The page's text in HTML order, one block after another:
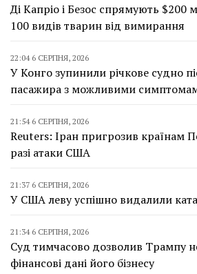
Ді Капріо і Безос спрямують $200
100 видів тварин від вимирання
22:04 6 СЕРПНЯ, 2026
У Конго зупинили річкове судно
пасажира з можливими
21:54 6 СЕРПНЯ, 2026
Reuters: Іран пригрозив країнам
разі атаки США
21:37 6 СЕРПНЯ, 2026
У США леву успішно видалили
21:34 6 СЕРПНЯ, 2026
Суд тимчасово дозволив Трампу
фінансові дані його бізнесу